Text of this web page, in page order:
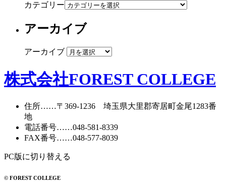
カテゴリー
アーカイブ
アーカイブ
株式会社FOREST COLLEGE
住所……〒369-1236 埼玉県大里郡寄居町金尾1283番
地
電話番号……048-581-8339
FAX番号……048-577-8039
PC版に切り替える
© FOREST COLLEGE